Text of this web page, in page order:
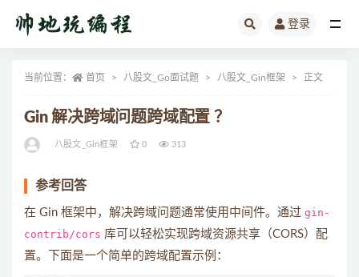
登录
当前位置： 首页 八股文_Go面试题 八股文_Gin框架 正文
Gin 解决跨域问题跨域配置 ？
八股文_Gin框架 0 313
参考回答
在 Gin 框架中，解决跨域问题通常使用中间件。通过 gin-
contrib/cors 库可以轻松实现跨域资源共享（CORS）配
置。下面是一个简单的跨域配置示例：